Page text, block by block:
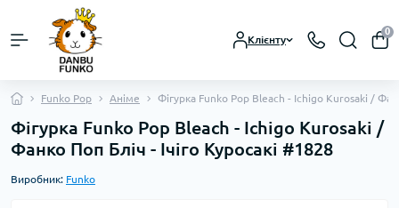
Клієнту
0
Funko Pop Аніме Фігурка Funko Pop Bleach - Ichigo Kurosaki /
Фігурка Funko Pop Bleach - Ichigo Kurosaki /
Фанко Поп Бліч - Ічіго Куросакі #1828
Виробник: Funko